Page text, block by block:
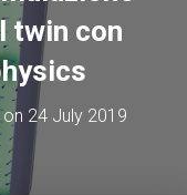
twin con
24 July 2019